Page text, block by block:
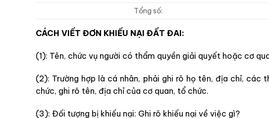
Tổng số:
CÁCH VIẾT ĐƠN KHIẾU NẠI ĐẤT ĐAI:
(1): Tên, chức vụ người có thẩm quyền giải quyết hoặc cơ
(2): Trường hợp là cá nhân, phải ghi rõ họ tên, địa chỉ, các
chức, ghi rõ tên, địa chỉ của cơ quan, tổ chức.
(3): Đối tượng bị khiếu nại: Ghi rõ khiếu nại về việc gì?